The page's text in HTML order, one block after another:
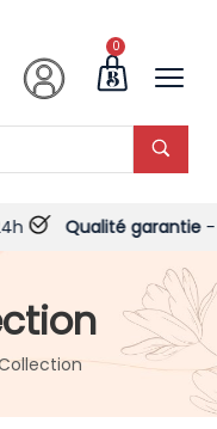
0
Qualité garantie-